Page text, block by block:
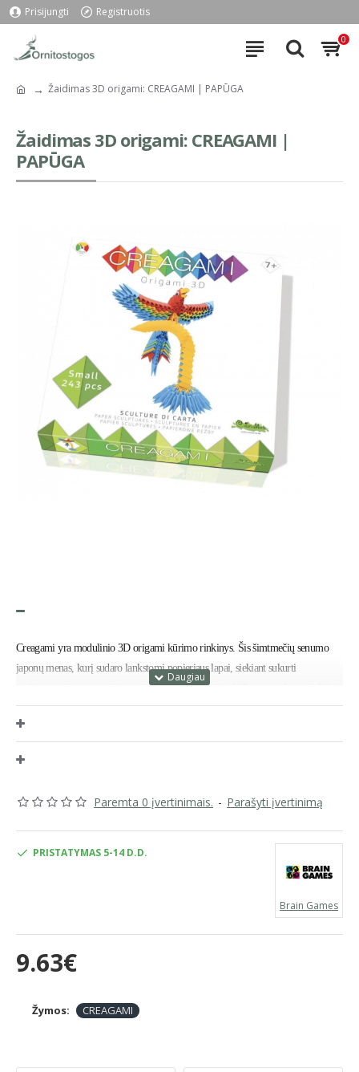
Prisijungti Registruotis
0
Žaidimas 3D origami: CREAGAMI | PAPŪGA
Žaidimas 3D origami: CREAGAMI |
PAPŪGA
Creagami yra modulinio 3D origami kūrimo rinkinys. Šis šimtmečių senumo
japonų menas, kurį sudaro lankstomi popieriaus lapai, siekiant sukurti
trimates popierines skulptūras, skatina kūrybiškumo ugdymą ir dažnai
naudojamas atsipalaiduoti.
susikaupimą ir smulkiąją motoriką.
Paremta 0 įvertinimais. - Parašyti įvertinimą
9.63€
PRISTATYMAS 5-14 D.D.
Brain Games
Žymos: CREAGAMI